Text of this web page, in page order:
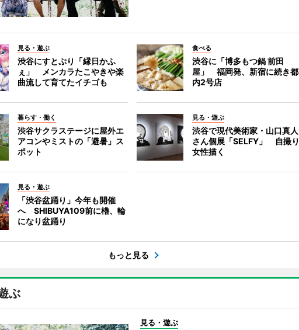
見る・遊ぶ
渋谷にすとぷり「縁日かふ
ぇ」 メンカラたこやきや楽
曲流して育てたイチゴも
食べる
渋谷に「博多もつ鍋 前田
屋」 福岡発、新宿に続き都
内2号店
暮らす・働く
渋谷サクラステージに屋外エ
アコンやミストの「避暑」ス
ポット
見る・遊ぶ
渋谷で現代美術家・山口真人
さん個展「SELFY」 自撮り
女性描く
見る・遊ぶ
「渋谷盆踊り」今年も開催
へ SHIBUYA109前に櫓、輪
になり盆踊り
もっと見る
ぶ
見る・遊ぶ